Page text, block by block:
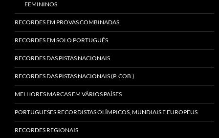
FEMININOS
RECORDES EM PROVAS COMBINADAS
RECORDES EM SOLO PORTUGUÊS
RECORDES DAS PISTAS NACIONAIS
RECORDES DAS PISTAS NACIONAIS (P. COB.)
MELHORES MARCAS EM VÁRIOS PAÍSES
PORTUGUESES RECORDISTAS OLÍMPICOS, MUNDIAIS E EUROPEUS
RECORDES REGIONAIS